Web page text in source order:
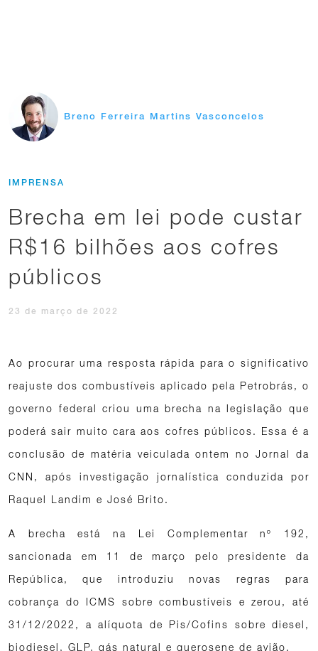
Breno Ferreira Martins Vasconcelos
IMPRENSA
Brecha em lei pode custar
R$16 bilhões aos cofres
públicos
23 de março de 2022
Ao procurar uma resposta rápida para o significativo
reajuste dos combustíveis aplicado pela Petrobrás, o
governo federal criou uma brecha na legislação que
poderá sair muito cara aos cofres públicos. Essa é a
conclusão de matéria veiculada ontem no Jornal da
CNN, após investigação jornalística conduzida por
Raquel Landim e José Brito.
A brecha está na Lei Complementar nº 192,
sancionada em 11 de março pelo presidente da
República, que introduziu novas regras para
cobrança do ICMS sobre combustíveis e zerou, até
31/12/2022, a alíquota de Pis/Cofins sobre diesel,
biodiesel, GLP, gás natural e querosene de avião.